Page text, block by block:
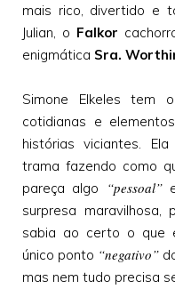
mais rico, divertido e
Julian, o Falkor
enigmática Sra.
Simone Elkeles tem
cotidianas e
histórias viciantes.
trama fazendo como
pareça algo
“pessoal”e
surpresa maravilhosa,
sabia ao certo o que
único ponto “negativo”
mas nem tudo precisa